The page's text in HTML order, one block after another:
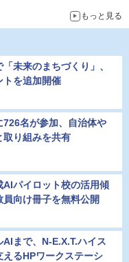
もっと見る
未来のまちづくり」、
トを追加開催
名が参加、自治体や
取り組みを共有
AIパイロット校の活用傾
向け冊子を無料公開
まで、N-E.X.T.ハイス
るHPワークステーシ